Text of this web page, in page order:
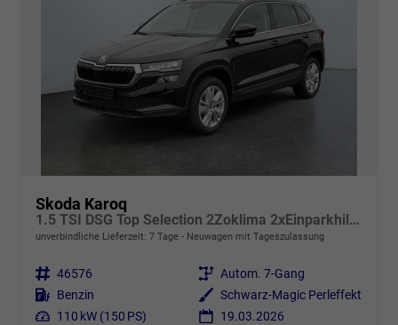
Skoda Karoq
1.5 TSI DSG Top Selection 2Zoklima 2xEinparkhilfe AHK Kamera Sitzheizung beheiztes Lenkrad
unverbindliche Lieferzeit: 7 Tage Neuwagen mit Tageszulassung
Fahrzeugnr. 46576 Getriebe Autom. 7-Gang
Kraftstoff Benzin Außenfarbe Schwarz-Magic Perleffekt
Leistung 110 kW (150 PS) 19.03.2026